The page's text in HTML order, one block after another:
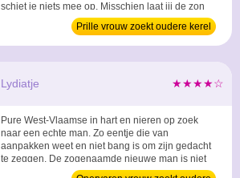
schiet je niets mee op. Misschien laat jij de zon
wel weer schijnen voor mij! ...
Prille vrouw zoekt oudere kerel
★★★★☆
Lydiatje
Pure West-Vlaamse in hart en nieren op zoek
naar een echte man. Zo eentje die van
aanpakken weet en niet bang is om zijn gedacht
te zeggen. De zogenaamde nieuwe man is niet
voor mij weggelegd. Poetsen en koken verwacht